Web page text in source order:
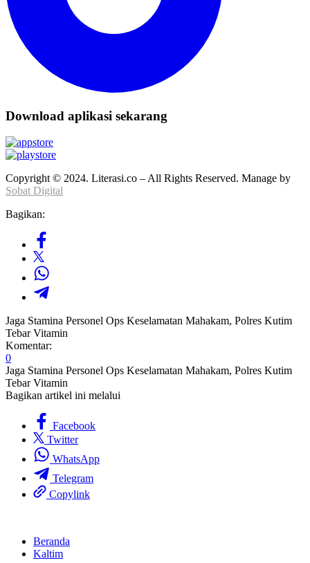
Download aplikasi sekarang
Copyright © 2024. Literasi.co – All Rights Reserved. Manage by
Sobat Digital
Bagikan:
Jaga Stamina Personel Ops Keselamatan Mahakam, Polres Kutim
Tebar Vitamin
Komentar:
0
Jaga Stamina Personel Ops Keselamatan Mahakam, Polres Kutim
Tebar Vitamin
Bagikan artikel ini melalui
Facebook
Twitter
WhatsApp
Telegram
Copylink
Beranda
Kaltim